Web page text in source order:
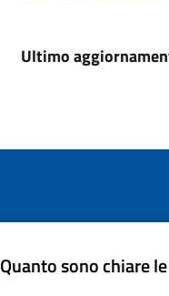
Ultimo
Quanto sono chiare